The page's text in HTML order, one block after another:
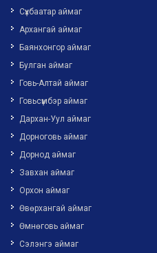
Сүхбаатар аймаг
Архангай аймаг
Баянхонгор аймаг
Булган аймаг
Говь-Алтай аймаг
Говьсүмбэр аймаг
Дархан-Уул аймаг
Дорноговь аймаг
Дорнод аймаг
Завхан аймаг
Орхон аймаг
Өвөрхангай аймаг
Өмнөговь аймаг
Сэлэнгэ аймаг